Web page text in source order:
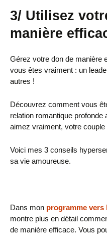
3/ Utilisez
manière
Gérez votre don de manière
vous êtes vraiment : un
autres !
Découvrez comment vous
relation romantique
aimez vraiment, votre couple
Voici mes 3 conseils
sa vie amoureuse.
Dans mon programme vers
montre plus en détail
de manière efficace. Vous